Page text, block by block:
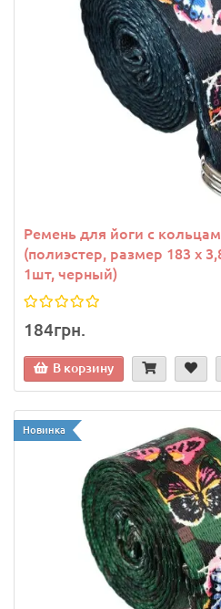
Ремень для йоги с
(полиэстер, размер 183 x
1шт, черный)
184грн.
В корзину
Новинка